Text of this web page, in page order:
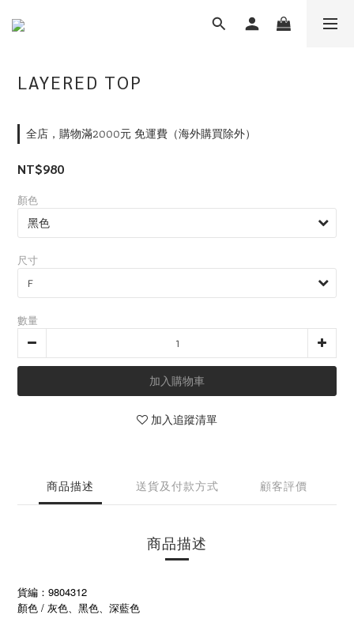
LAYERED TOP
全店，購物滿2000元 免運費（海外購買除外）
NT$980
顏色
尺寸
數量
加入購物車
加入追蹤清單
商品描述 送貨及付款方式 顧客評價
商品描述
貨編：9804312
顏色 / 灰色、黑色、深藍色